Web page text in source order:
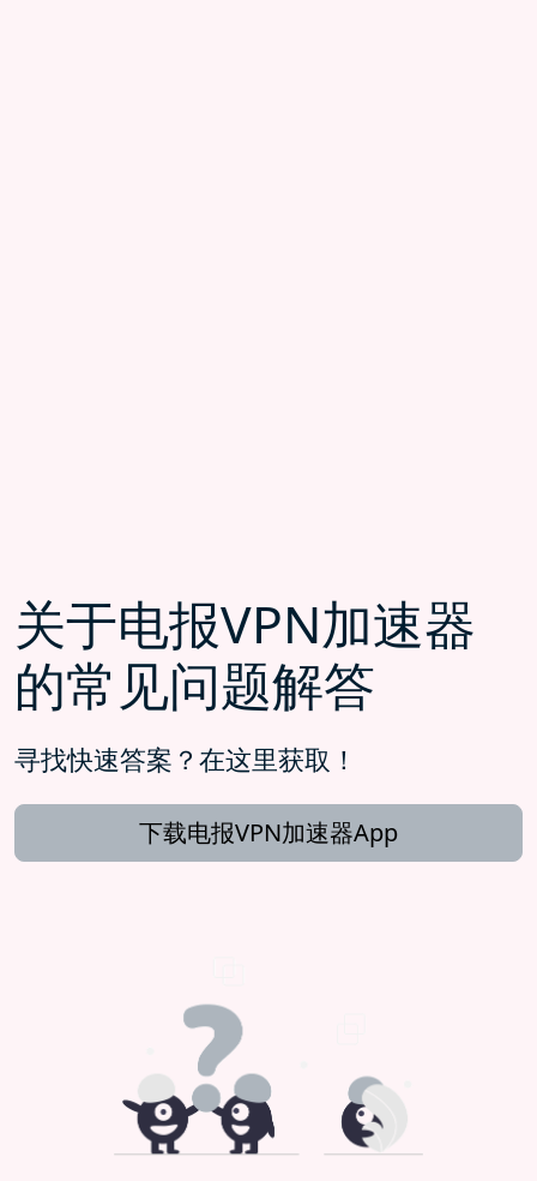
关于电报VPN加速器
的常见问题解答
寻找快速答案？在这里获取！
下载电报VPN加速器App